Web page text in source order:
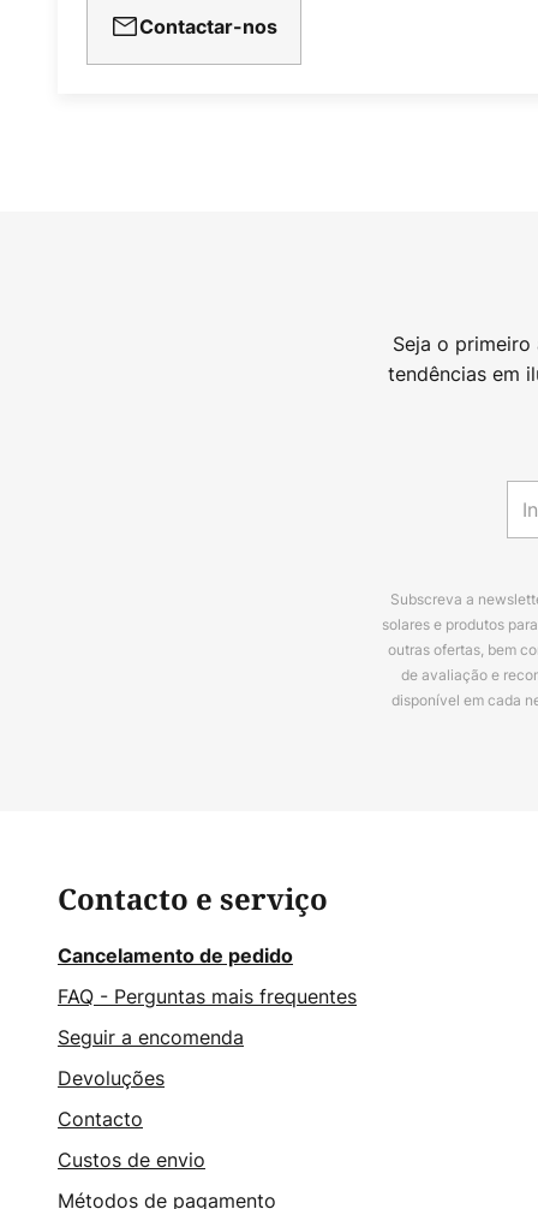
Contactar-nos
Seja o
tendências em
Subscreva a
solares e produtos
outras ofertas, bem
de avaliação e
disponível em cada
Contacto e serviço
Cancelamento de pedido
FAQ - Perguntas mais frequentes
Seguir a encomenda
Devoluções
Contacto
Custos de envio
Métodos de pagamento